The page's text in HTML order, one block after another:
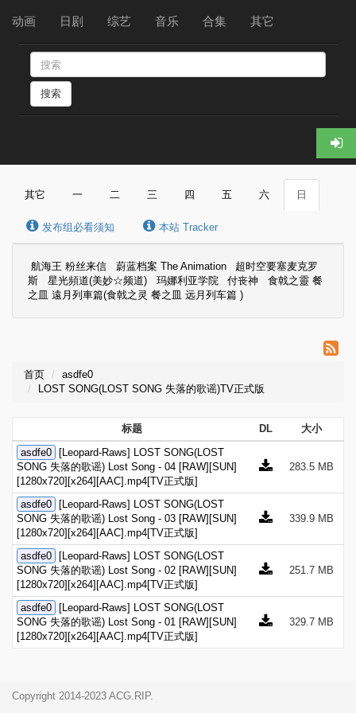
动画 日剧 综艺 音乐 合集 其它
搜索
其它 一 二 三 四 五 六 日
发布组必看须知 本站 Tracker
航海王 粉丝来信 蔚蓝档案 The Animation
超时空要塞麦克罗
斯
星光頻道(美妙☆频道) 玛娜利亚学院 付丧神
食戟之靈 餐
之皿 遠月列車篇(食戟之灵 餐之皿 远月列车篇 )
首页
asdfe0
LOST SONG(LOST SONG 失落的歌谣)TV正式版
标题 DL
大小
asdfe0
[Leopard-Raws] LOST SONG(LOST
SONG 失落的歌谣) Lost Song - 04 [RAW][SUN]
[1280x720][x264][AAC].mp4[TV正式版]
283.5 MB
asdfe0
[Leopard-Raws] LOST SONG(LOST
SONG 失落的歌谣) Lost Song - 03 [RAW][SUN]
[1280x720][x264][AAC].mp4[TV正式版]
339.9 MB
asdfe0
[Leopard-Raws] LOST SONG(LOST
SONG 失落的歌谣) Lost Song - 02 [RAW][SUN]
[1280x720][x264][AAC].mp4[TV正式版]
251.7 MB
asdfe0
[Leopard-Raws] LOST SONG(LOST
SONG 失落的歌谣) Lost Song - 01 [RAW][SUN]
[1280x720][x264][AAC].mp4[TV正式版]
329.7 MB
Copyright 2014-2023 ACG.RIP.